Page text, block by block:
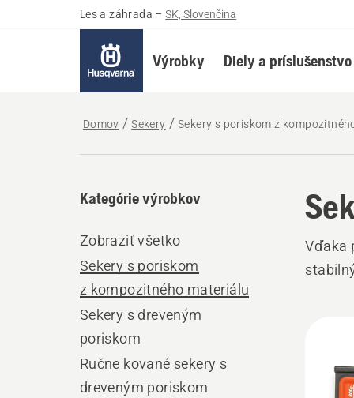
Les a záhrada – SK, Slovenčina
Výrobky Diely a príslušenstvo
Domov Sekery Sekery s poriskom z
Kategórie výrobkov
Zobraziť všetko
Sekery s poriskom
z kompozitného materiálu
Sekery s dreveným
poriskom
Ručne kované sekery s
dreveným poriskom
Vďaka